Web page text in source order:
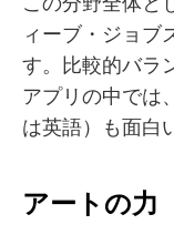
ィーブ・ジョブ
す。比較的バラ
アプリの中では、
は英語）も面白
アートの力